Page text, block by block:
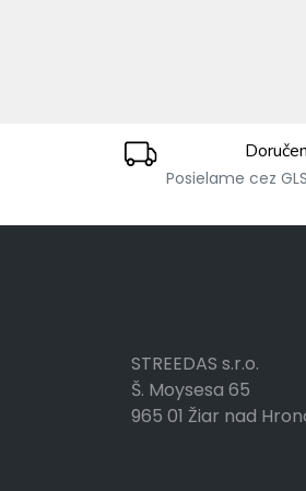
Posielame cez
STREEDAS s.r.o.
Š. Moysesa 65
965 01 Žiar nad